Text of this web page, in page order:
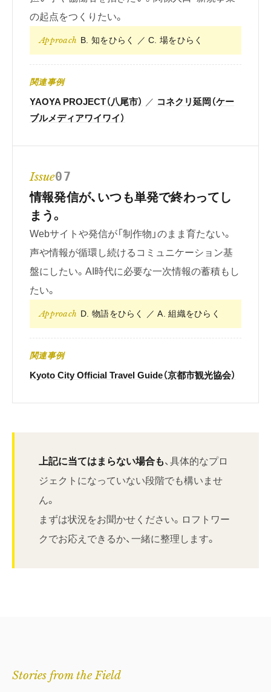
の起点をつくりたい。
Approach B. 知をひらく ／ C. 場をひらく
関連事例
YAOYA PROJECT（八尾市） ／ コネクリ延岡（ケー
ブルメディアワイワイ）
Issue07
情報発信が、いつも単発で終わってし
まう。
Webサイトや発信が「制作物」のまま育たない。
声や情報が循環し続けるコミュニケーション基
盤にしたい。AI時代に必要な一次情報の蓄積もし
たい。
Approach D. 物語をひらく ／ A. 組織をひらく
関連事例
Kyoto City Official Travel Guide（京都市観光協会）
上記に当てはまらない場合も、具体的なプロ
ジェクトになっていない段階でも構いませ
ん。
まずは状況をお聞かせください。ロフトワー
クでお応えできるか、一緒に整理します。
Stories from the Field